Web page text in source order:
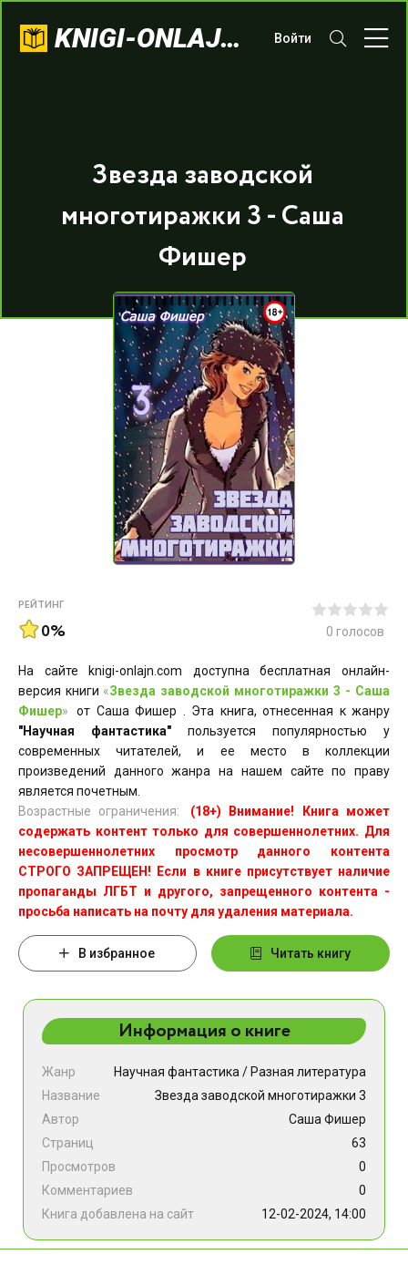
KNIGI-ONLAJN.COM Войти
Звезда заводской
многотиражки 3 - Саша
Фишер
РЕЙТИНГ
0% 0 голосов
На сайте knigi-onlajn.com доступна бесплатная онлайн-
версия книги «Звезда заводской многотиражки 3 - Саша
Фишер»
от Саша Фишер . Эта книга, отнесенная к жанру
"Научная фантастика" пользуется популярностью у
современных читателей, и ее место в коллекции
произведений данного жанра на нашем сайте по праву
является почетным.
Возрастные ограничения:
(18+) Внимание! Книга может
содержать контент только для совершеннолетних. Для
несовершеннолетних просмотр данного контента
СТРОГО ЗАПРЕЩЕН! Если в книге присутствует наличие
пропаганды ЛГБТ и другого, запрещенного контента -
просьба написать на почту для удаления материала.
В избранное Читать книгу
Информация о книге
Жанр Научная фантастика / Разная литература
Название
Звезда заводской многотиражки 3
Автор
Саша Фишер
Страниц
63
Просмотров
0
Комментариев
0
Книга добавлена на сайт
12-02-2024, 14:00